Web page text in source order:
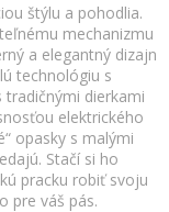
štýlu a pohodlia.
mechanizmu
a elegantný dizajn
technológiu s
dierkami
elektrického
opasky s malými
Stačí si ho
pracku robiť svoju
pre váš pás.